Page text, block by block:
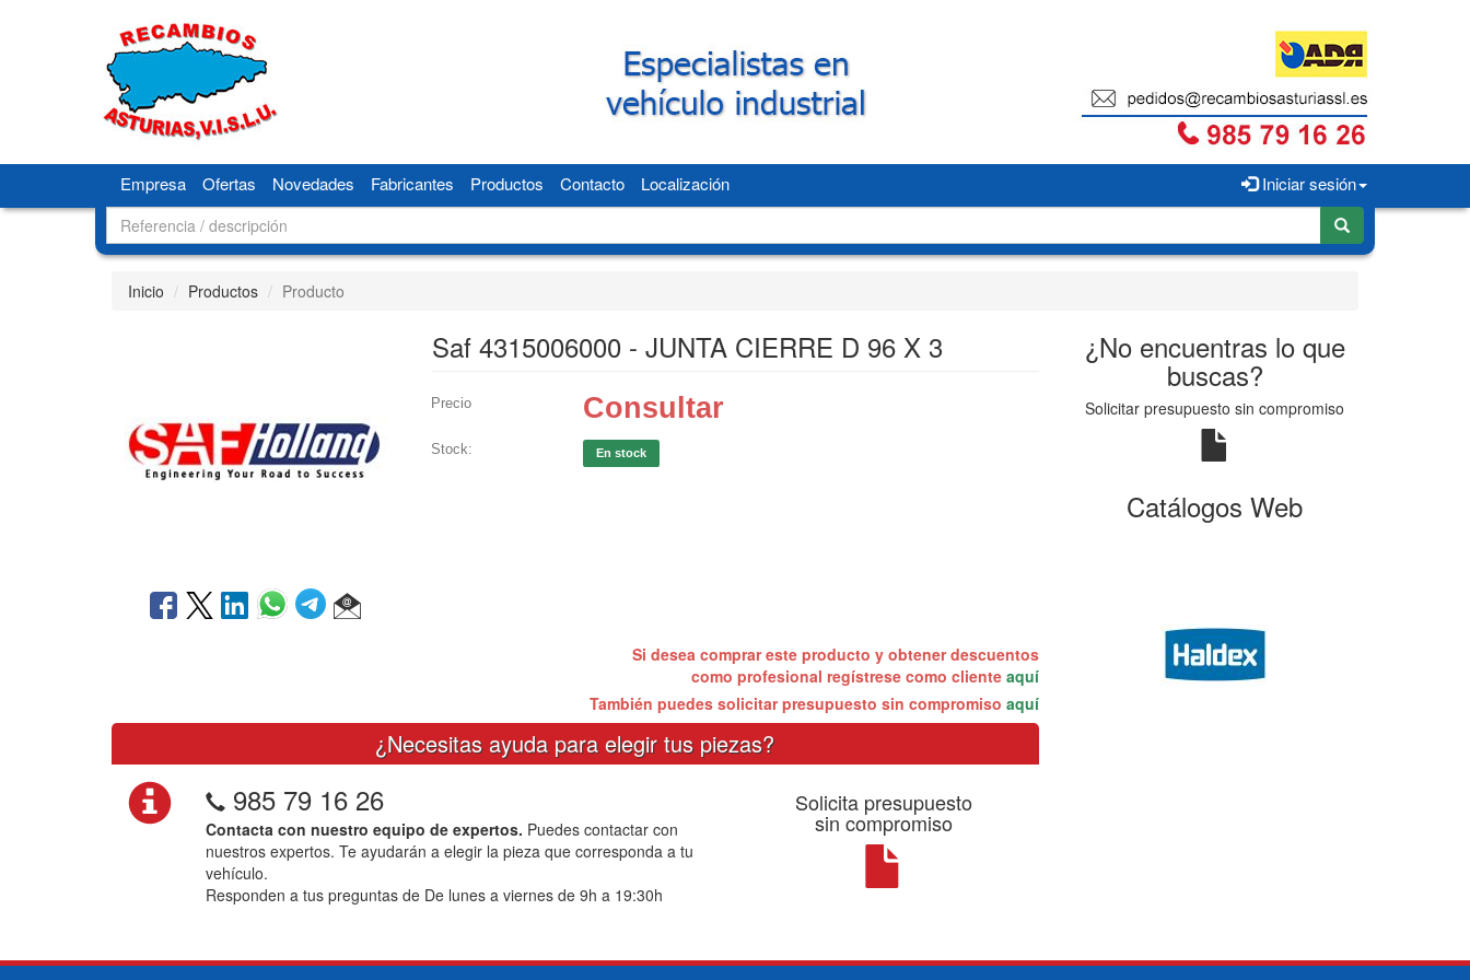
Iniciar sesión
Empresa Ofertas Novedades Fabricantes Productos Contacto Localización
Inicio Productos Producto
Saf 4315006000 - JUNTA CIERRE D 96 X 3
Precio Consultar
Stock: En stock
Si desea comprar este producto y obtener descuentos
como profesional regístrese como cliente aquí
También puedes solicitar presupuesto sin compromiso aquí
¿Necesitas ayuda para elegir tus piezas?
985 79 16 26
Contacta con nuestro equipo de expertos. Puedes contactar con
nuestros expertos. Te ayudarán a elegir la pieza que corresponda a tu
vehículo.
Responden a tus preguntas de De lunes a viernes de 9h a 19:30h
Solicita presupuesto
sin compromiso
¿No encuentras lo que
buscas?
Solicitar presupuesto sin compromiso
Catálogos Web